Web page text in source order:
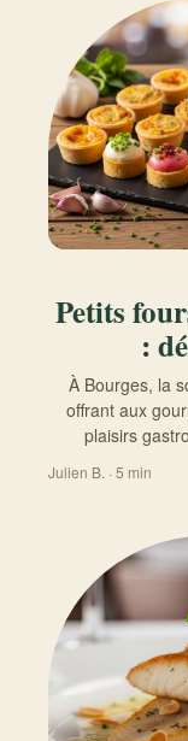
Petits
:
À Bourges, la
offrant aux
plaisirs
Julien B. · 5 min